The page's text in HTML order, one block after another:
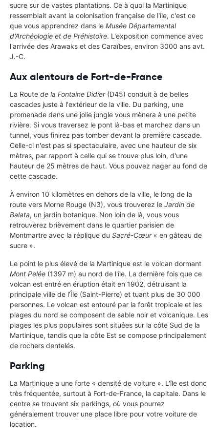
sucre sur de vastes plantations. Ce à quoi la Martinique
ressemblait avant la colonisation française de l'île, c'est ce
que vous apprendrez dans le Musée Départemental
d'Archéologie et de Préhistoire. L'exposition commence avec
l'arrivée des Arawaks et des Caraïbes, environ 3000 ans avt.
J.-C.
Aux alentours de Fort-de-France
La Route de la Fontaine Didier(D45) conduit à de belles
cascades juste à l'extérieur de la ville. Du parking, une
promenade dans une jolie jungle vous mènera à une petite
rivière. Si vous traversez le pont là-bas et marchez dans un
tunnel, vous finirez pas tomber devant la première cascade.
Celle-ci n'est pas si spectaculaire, avec une hauteur de six
mètres, par rapport à celle qui se trouve plus loin, d'une
hauteur de 25 mètres de haut. Vous pouvez nager au fond de
cette cascade.
À environ 10 kilomètres en dehors de la ville, le long de la
route vers Morne Rouge (N3), vous trouverez le Jardin de
Balata, un jardin botanique. Non loin de là, vous vous
retrouverez brièvement dans le quartier parisien de
Montmartre avec la réplique du Sacré-Cœur« en gâteau de
sucre ».
Le point le plus élevé de la Martinique est le volcan dormant
Mont Pelée (1397 m) au nord de l'île. La dernière fois que ce
volcan est entré en éruption était en 1902, détruisant la
principale ville de l’Île (Saint-Pierre) et tuant plus de 30 000
personnes. Le volcan est entouré par la forêt tropicale et les
plages du nord se composent de sable noir et volcanique. Les
plages les plus populaires sont situées sur la côte Sud de la
Martinique, tandis que la côte Est se compose principalement
de rochers dentelés.
Parking
La Martinique a une forte « densité de voiture ». L'île est donc
très fréquentée, surtout à Fort-de-France, la capitale. Dans le
centre se trouvent six parkings, où vous pourrez
généralement trouver une place libre pour votre voiture de
location.